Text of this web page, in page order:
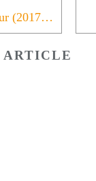
L'instant néerlandais du jour (2017_06_13): de verandering
ARTICLE